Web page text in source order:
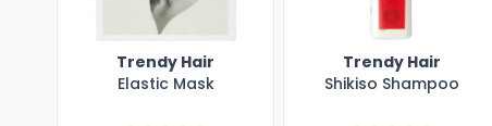
Trendy Hair
Elastic Mask
Trendy Hair
Shikiso Shampoo